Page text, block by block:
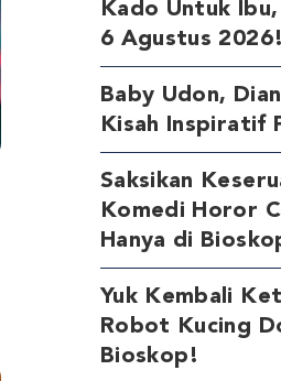
Kado Untuk Ibu,
6 Agustus 2026!
Baby Udon,
Kisah Inspiratif
Saksikan
Komedi Horor
Hanya di
Yuk Kembali
Robot Kucing
Bioskop!